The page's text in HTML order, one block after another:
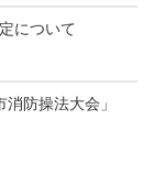
について
防操法大会」